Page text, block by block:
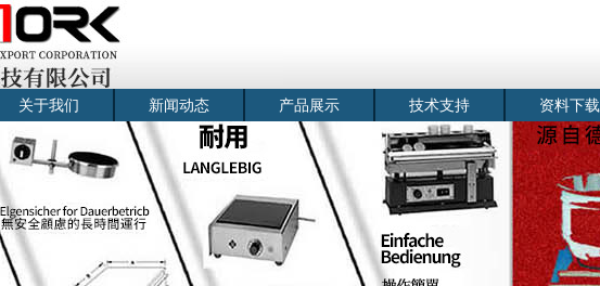
关于我们 新闻动态 产品展示 技术支持 资料下载